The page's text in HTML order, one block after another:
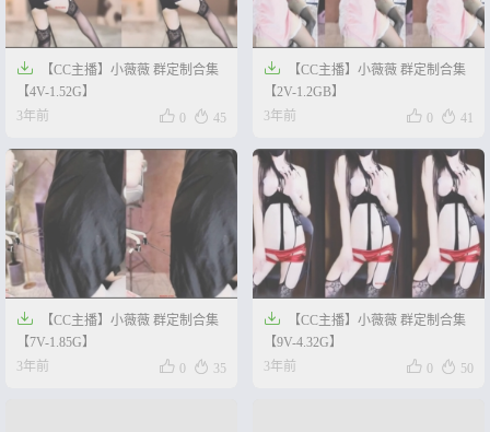

【CC主播】小薇薇 群定制合集
【4V-1.52G】
3年前
 0  45

【CC主播】小薇薇 群定制合集
【2V-1.2GB】
3年前
 0  41

【CC主播】小薇薇 群定制合集
【7V-1.85G】
3年前
 0  35

【CC主播】小薇薇 群定制合集
【9V-4.32G】
3年前
 0  50